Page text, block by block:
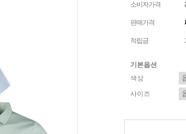
소비자가격
판매가격
적립금
기본옵션
색상
사이즈